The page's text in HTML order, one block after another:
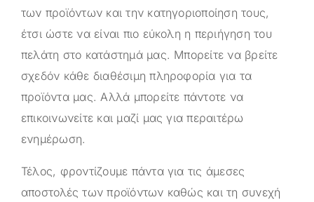
των προϊόντων και την κατηγοριοποίηση τους,
έτσι ώστε να είναι πιο εύκολη η περιήγηση του
πελάτη στο κατάστημά μας. Μπορείτε να βρείτε
σχεδόν κάθε διαθέσιμη πληροφορία για τα
προϊόντα μας. Αλλά μπορείτε πάντοτε να
επικοινωνείτε και μαζί μας για περαιτέρω
ενημέρωση.
Τέλος, φροντίζουμε πάντα για τις άμεσες
αποστολές των προϊόντων καθώς και τη συνεχή